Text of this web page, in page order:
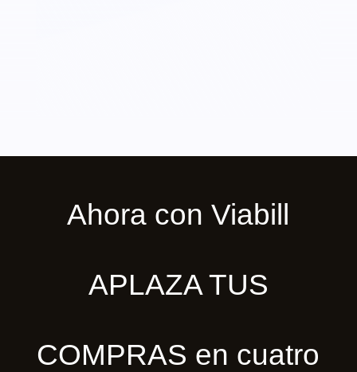
Ahora con Viabill
APLAZA TUS
COMPRAS en cuatro